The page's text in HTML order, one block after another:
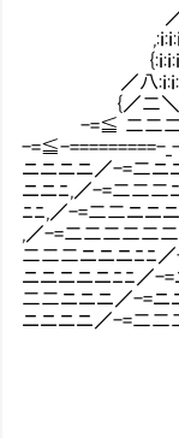
／∨ニ＼.:.:.:
,:ｉ:ｉ:ｉ:ｉ:∨
{:ｉ:ｉ:ｉ:ｉ:i:i∨
／八:ｉ:ｉ:ｉ:ｉ:
{／二＼:ｉ:ｉ:ｉ:
-=≦ 二二二＼:ｉ:ｉ
-=≦-=========-_-=ﾆ
ニニニニ／-=二ニニニ／＼:
ニニﾆ,／-=二二二ﾆﾆ/ ／
ﾆﾆ,／-=二二ニニ
,／-=二二二二二
二二二ニニニﾆﾆ／
ニニニニニﾆﾆ／-=
二二ニニニ／-=ニ
ニニニニ／-=二二